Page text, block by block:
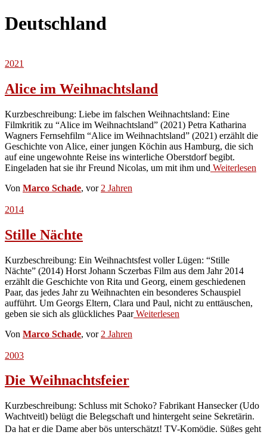
Deutschland
2021
Alice im Weihnachtsland
Kurzbeschreibung: Liebe im falschen Weihnachtsland: Eine
Filmkritik zu “Alice im Weihnachtsland” (2021) Petra Katharina
Wagners Fernsehfilm “Alice im Weihnachtsland” (2021) erzählt die
Geschichte von Alice, einer jungen Köchin aus Hamburg, die sich
auf eine ungewohnte Reise ins winterliche Oberstdorf begibt.
Eingeladen hat sie ihr Freund Nicolas, um mit ihm und Weiterlesen
Von Marco Schade, vor 2 Jahren
2014
Stille Nächte
Kurzbeschreibung: Ein Weihnachtsfest voller Lügen: “Stille
Nächte” (2014) Horst Johann Sczerbas Film aus dem Jahr 2014
erzählt die Geschichte von Rita und Georg, einem geschiedenen
Paar, das jedes Jahr zu Weihnachten ein besonderes Schauspiel
aufführt. Um Georgs Eltern, Clara und Paul, nicht zu enttäuschen,
geben sie sich als glückliches PaarWeiterlesen
Von Marco Schade, vor 2 Jahren
2003
Die Weihnachtsfeier
Kurzbeschreibung: Schluss mit Schoko? Fabrikant Hansecker (Udo
Wachtveitl) belügt die Belegschaft und hintergeht seine Sekretärin.
Da hat er die Dame aber bös unterschätzt! TV-Komödie. Süßes geht